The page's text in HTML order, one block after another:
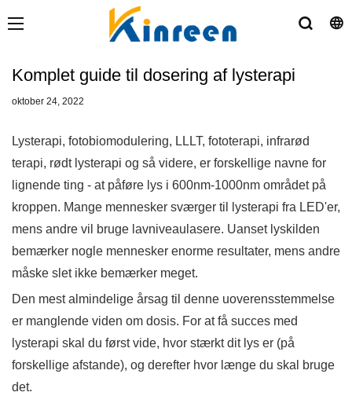
Komplet guide til dosering af lysterapi
oktober 24, 2022
Lysterapi, fotobiomodulering, LLLT, fototerapi, infrarød
terapi, rødt lysterapi og så videre, er forskellige navne for
lignende ting - at påføre lys i 600nm-1000nm området på
kroppen. Mange mennesker sværger til lysterapi fra LED'er,
mens andre vil bruge lavniveaulasere. Uanset lyskilden
bemærker nogle mennesker enorme resultater, mens andre
måske slet ikke bemærker meget.
Den mest almindelige årsag til denne uoverensstemmelse
er manglende viden om dosis. For at få succes med
lysterapi skal du først vide, hvor stærkt dit lys er (på
forskellige afstande), og derefter hvor længe du skal bruge
det.